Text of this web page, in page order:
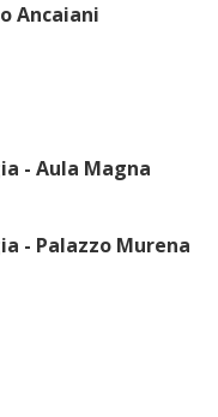
Ancaiani
- Aula Magna
- Palazzo Murena